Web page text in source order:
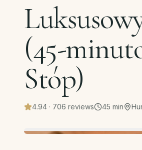
(45-
Stóp)
4.94 · 706 reviews 45 min